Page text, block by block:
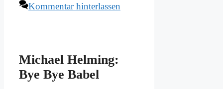
Kommentar hinterlassen
Mi­cha­el Hel­ming:
Bye Bye Ba­bel